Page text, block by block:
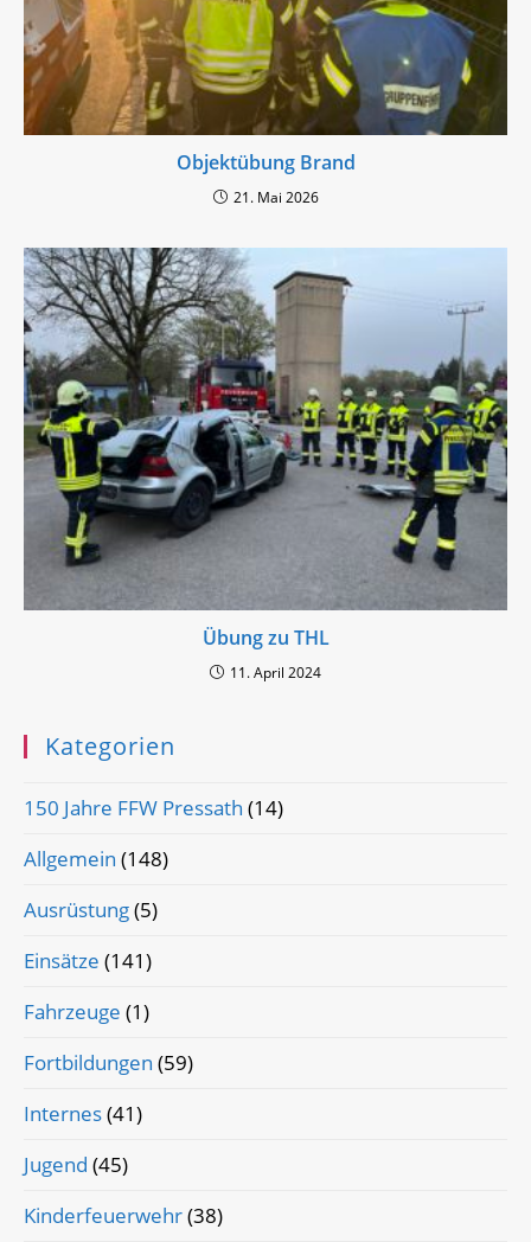
Objektübung Brand
21. Mai 2026
Übung zu THL
11. April 2024
Kategorien
150 Jahre FFW Pressath (14)
Allgemein (148)
Ausrüstung(5)
Einsätze (141)
Fahrzeuge (1)
Fortbildungen (59)
Internes(41)
Jugend (45)
Kinderfeuerwehr(38)